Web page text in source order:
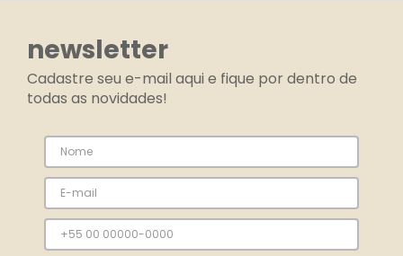
newsletter
Cadastre seu e-mail aqui e fique por dentro de
todas as novidades!